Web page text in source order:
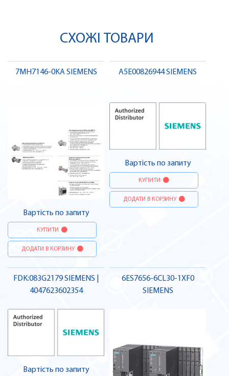
СХОЖІ ТОВАРИ
7MH7146-0KA SIEMENS
Вартість по запиту
КУПИТИ
ДОДАТИ В КОРЗИНУ
A5E00826944 SIEMENS
Вартість по запиту
КУПИТИ
ДОДАТИ В КОРЗИНУ
FDK:083G2179 SIEMENS |
4047623602354
Вартість по запиту
6ES7656-6CL30-1XF0
SIEMENS